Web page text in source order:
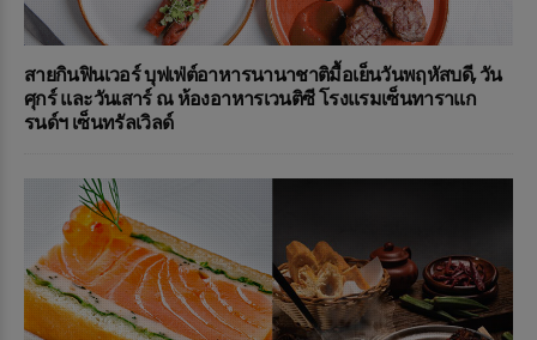
สายกินฟินเวอร์ บุฟเฟ่ต์อาหารนานาชาติมื้อเย็นวันพฤหัสบดี, วัน
ศุกร์ และวันเสาร์ ณ ห้องอาหารเวนติซี โรงแรมเซ็นทาราแก
รนด์ฯ เซ็นทรัลเวิลด์